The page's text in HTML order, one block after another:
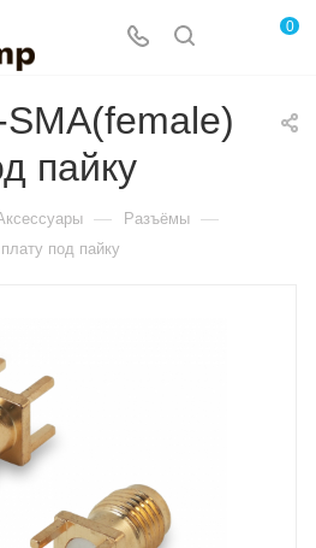
0
SМА(female)
пайку
— Разъёмы —
под пайку